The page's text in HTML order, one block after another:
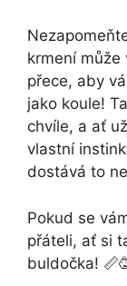
krmení může
přece, aby
jako koule!
chvíle, a ať
vlastní
dostává to
Pokud se
přáteli, ať si
buldočka!